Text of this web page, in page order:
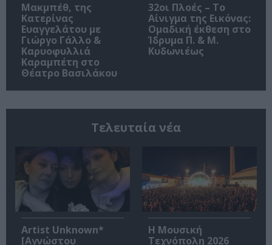
Μακμπέθ, της
Κατερίνας
Ευαγγελάτου με
Γιώργο Γάλλο &
Καρυοφυλλιά
Καραμπέτη στο
Θέατρο Βασιλάκου
32οι Πλοές – Το
Αίνιγμα της Εικόνας:
Ομαδική έκθεση στο
Ίδρυμα Π. & Μ.
Κυδωνιέως
Τελευταία νέα
Artist Unknown*
[Αγνώστου
Η Μουσική
Τεχνόπολη 2026